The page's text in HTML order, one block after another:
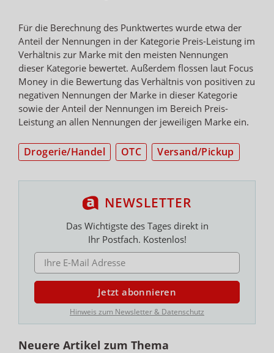
Für die Berechnung des Punktwertes wurde etwa der
Anteil der Nennungen in der Kategorie Preis-Leistung im
Verhältnis zur Marke mit den meisten Nennungen
dieser Kategorie bewertet. Außerdem flossen laut Focus
Money in die Bewertung das Verhältnis von positiven zu
negativen Nennungen der Marke in dieser Kategorie
sowie der Anteil der Nennungen im Bereich Preis-
Leistung an allen Nennungen der jeweiligen Marke ein.
Drogerie/Handel OTC Versand/Pickup
NEWSLETTER
Das Wichtigste des Tages direkt in
Ihr Postfach. Kostenlos!
E-MAIL ADRESSE
Jetzt abonnieren
Hinweis zum Newsletter & Datenschutz
Neuere Artikel zum Thema